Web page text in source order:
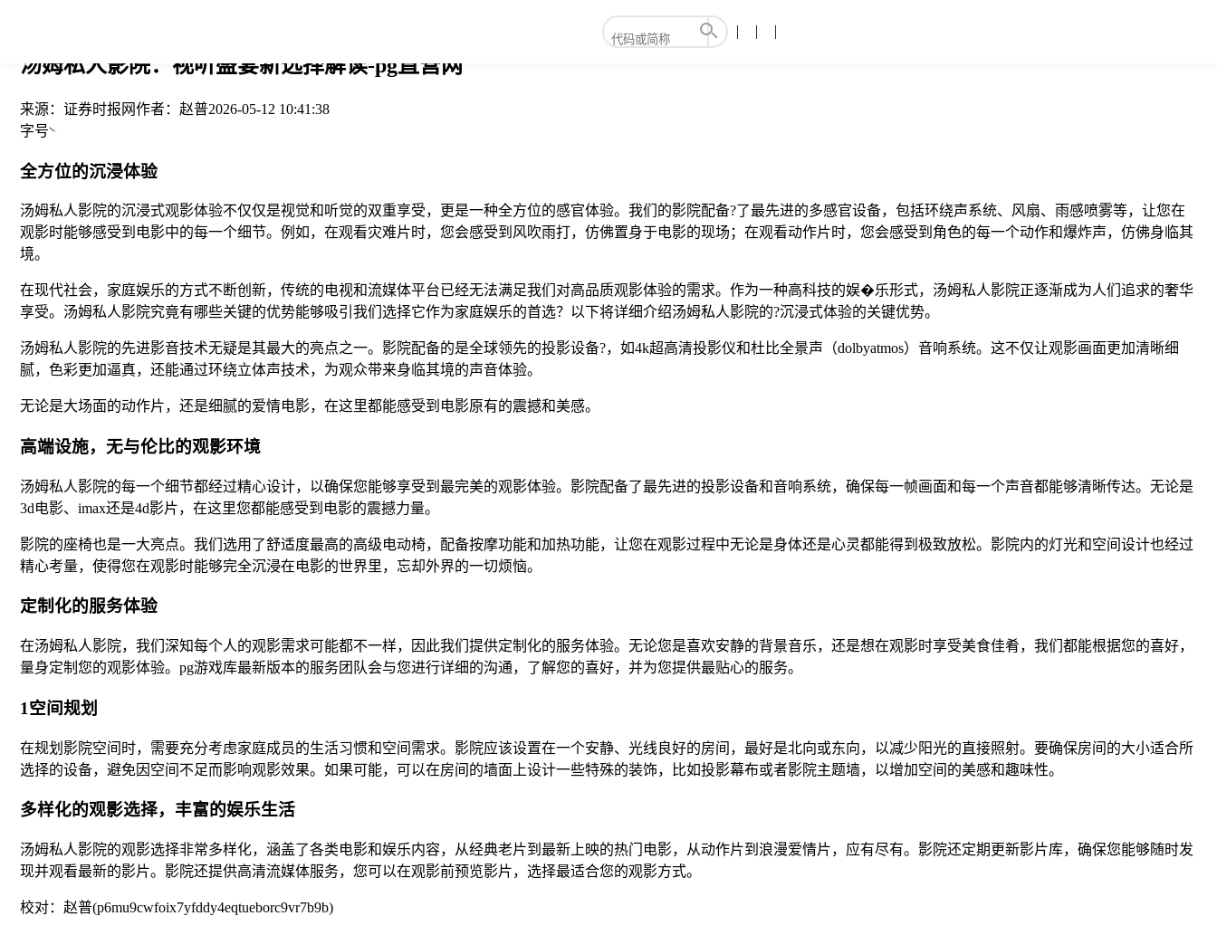
汤姆私人影院：视听盛宴新选择解读-pg直营网
来源： 证券时报网作者： 赵普2026-05-12 10:41:38
字号
全方位的沉浸体验
汤姆私人影院的沉浸式观影体验不仅仅是视觉和听觉的双重享受，更是一种全方位的感官体验。我们的影院配备?了最先进的多感官设备，包括环绕声系统、风扇、雨感喷雾等，让您在
观影时能够感受到电影中的每一个细节。例如，在观看灾难片时，您会感受到风吹雨打，仿佛置身于电影的现场；在观看动作片时，您会感受到角色的每一个动作和爆炸声，仿佛身临其
境。
在现代社会，家庭娱乐的方式不断创新，传统的电视和流媒体平台已经无法满足我们对高品质观影体验的需求。作为一种高科技的娱�乐形式，汤姆私人影院正逐渐成为人们追求的奢华
享受。汤姆私人影院究竟有哪些关键的优势能够吸引我们选择它作为家庭娱乐的首选？以下将详细介绍汤姆私人影院的?沉浸式体验的关键优势。
汤姆私人影院的先进影音技术无疑是其最大的亮点之一。影院配备的是全球领先的投影设备?，如4k超高清投影仪和杜比全景声（dolbyatmos）音响系统。这不仅让观影画面更加清晰细
腻，色彩更加逼真，还能通过环绕立体声技术，为观众带来身临其境的声音体验。
无论是大场面的动作片，还是细腻的爱情电影，在这里都能感受到电影原有的震撼和美感。
高端设施，无与伦比的观影环境
汤姆私人影院的每一个细节都经过精心设计，以确保您能够享受到最完美的观影体验。影院配备了最先进的投影设备和音响系统，确保每一帧画面和每一个声音都能够清晰传达。无论是
3d电影、imax还是4d影片，在这里您都能感受到电影的震撼力量。
影院的座椅也是一大亮点。我们选用了舒适度最高的高级电动椅，配备按摩功能和加热功能，让您在观影过程中无论是身体还是心灵都能得到极致放松。影院内的灯光和空间设计也经过
精心考量，使得您在观影时能够完全沉浸在电影的世界里，忘却外界的一切烦恼。
定制化的服务体验
在汤姆私人影院，我们深知每个人的观影需求可能都不一样，因此我们提供定制化的服务体验。无论您是喜欢安静的背景音乐，还是想在观影时享受美食佳肴，我们都能根据您的喜好，
量身定制您的观影体验。pg游戏库最新版本的服务团队会与您进行详细的沟通，了解您的喜好，并为您提供最贴心的服务。
1空间规划
在规划影院空间时，需要充分考虑家庭成员的生活习惯和空间需求。影院应该设置在一个安静、光线良好的房间，最好是北向或东向，以减少阳光的直接照射。要确保房间的大小适合所
选择的设备，避免因空间不足而影响观影效果。如果可能，可以在房间的墙面上设计一些特殊的装饰，比如投影幕布或者影院主题墙，以增加空间的美感和趣味性。
多样化的观影选择，丰富的娱乐生活
汤姆私人影院的观影选择非常多样化，涵盖了各类电影和娱乐内容，从经典老片到最新上映的热门电影，从动作片到浪漫爱情片，应有尽有。影院还定期更新影片库，确保您能够随时发
现并观看最新的影片。影院还提供高清流媒体服务，您可以在观影前预览影片，选择最适合您的观影方式。
校对：赵普(p6mu9cwfoix7yfddy4eqtueborc9vr7b9b)